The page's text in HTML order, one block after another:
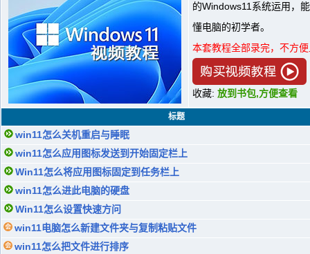
的Windows11系统运用，
懂电脑的初学者。
本套教程全部录完，不方
收藏: 放到书包,方便查看
标题
win11怎么关机重启与睡眠
win11怎么应用图标发送到开始固定栏上
Win11怎么将应用图标固定到任务栏上
win11怎么进此电脑的硬盘
Win11怎么设置快速方问
win11电脑怎么新建文件夹与复制粘贴文件
win11怎么把文件进行排序